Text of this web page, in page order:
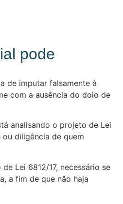
pode
de imputar falsamente à
com a ausência do dolo de
analisando o projeto de Lei
diligência de quem
Lei 6812/17, necessário se
a fim de que não haja